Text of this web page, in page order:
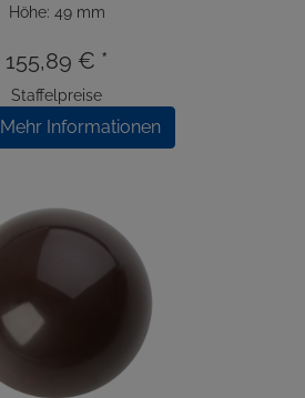
Höhe: 49 mm
155,89 € *
Staffelpreise
Mehr Informationen